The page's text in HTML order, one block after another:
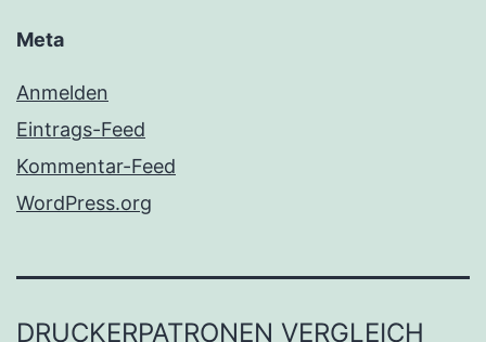
Meta
Anmelden
Eintrags-Feed
Kommentar-Feed
WordPress.org
DRUCKERPATRONEN VERGLEICH